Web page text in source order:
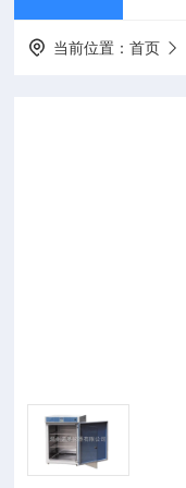
当前位置：首页